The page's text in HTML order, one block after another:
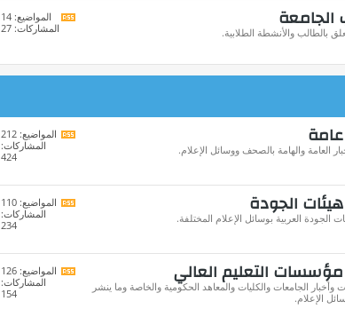
الجامعة
بالطالب والأنشطة الطلابية.
مشاهدة
تغذيات
المواضيع: 14
المشاركات: 27
عامة
العامة والهامة بالصحف ووسائل الإعلام.
مشاهدة
تغذيات
المواضيع: 212
المشاركات:
424
هيئات الجودة
الجودة العربية بوسائل الإعلام المختلفة.
مشاهدة
تغذيات
المواضيع: 110
المشاركات:
234
مؤسسات التعليم العالي
الجامعات والكليات والمعاهد الحكومية والخاصة وما ينشر
الإعلام.
مشاهدة
تغذيات
المواضيع: 126
المشاركات:
154